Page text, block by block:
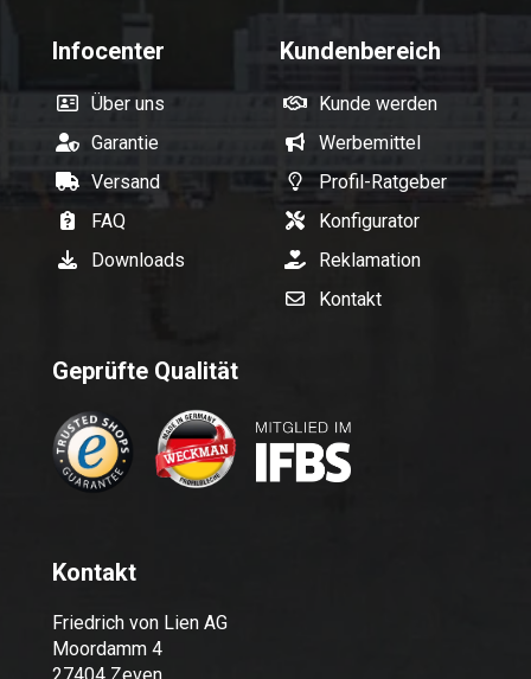
Infocenter
Über uns
Garantie
Versand
FAQ
Downloads
Kundenbereich
Kunde werden
Werbemittel
Profil-Ratgeber
Konfigurator
Reklamation
Kontakt
Geprüfte Qualität
Kontakt
Friedrich von Lien AG
Moordamm 4
27404 Zeven